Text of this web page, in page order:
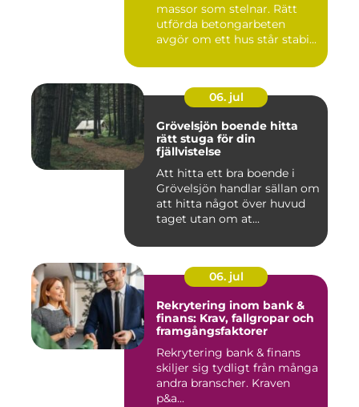
massor som stelnar. Rätt
utförda betongarbeten
avgör om ett hus står stabi...
06. jul
Grövelsjön boende hitta
rätt stuga för din
fjällvistelse
Att hitta ett bra boende i
Grövelsjön handlar sällan om
att hitta något över huvud
taget utan om at...
06. jul
Rekrytering inom bank &
finans: Krav, fallgropar och
framgångsfaktorer
Rekrytering bank & finans
skiljer sig tydligt från många
andra branscher. Kraven
p&a...